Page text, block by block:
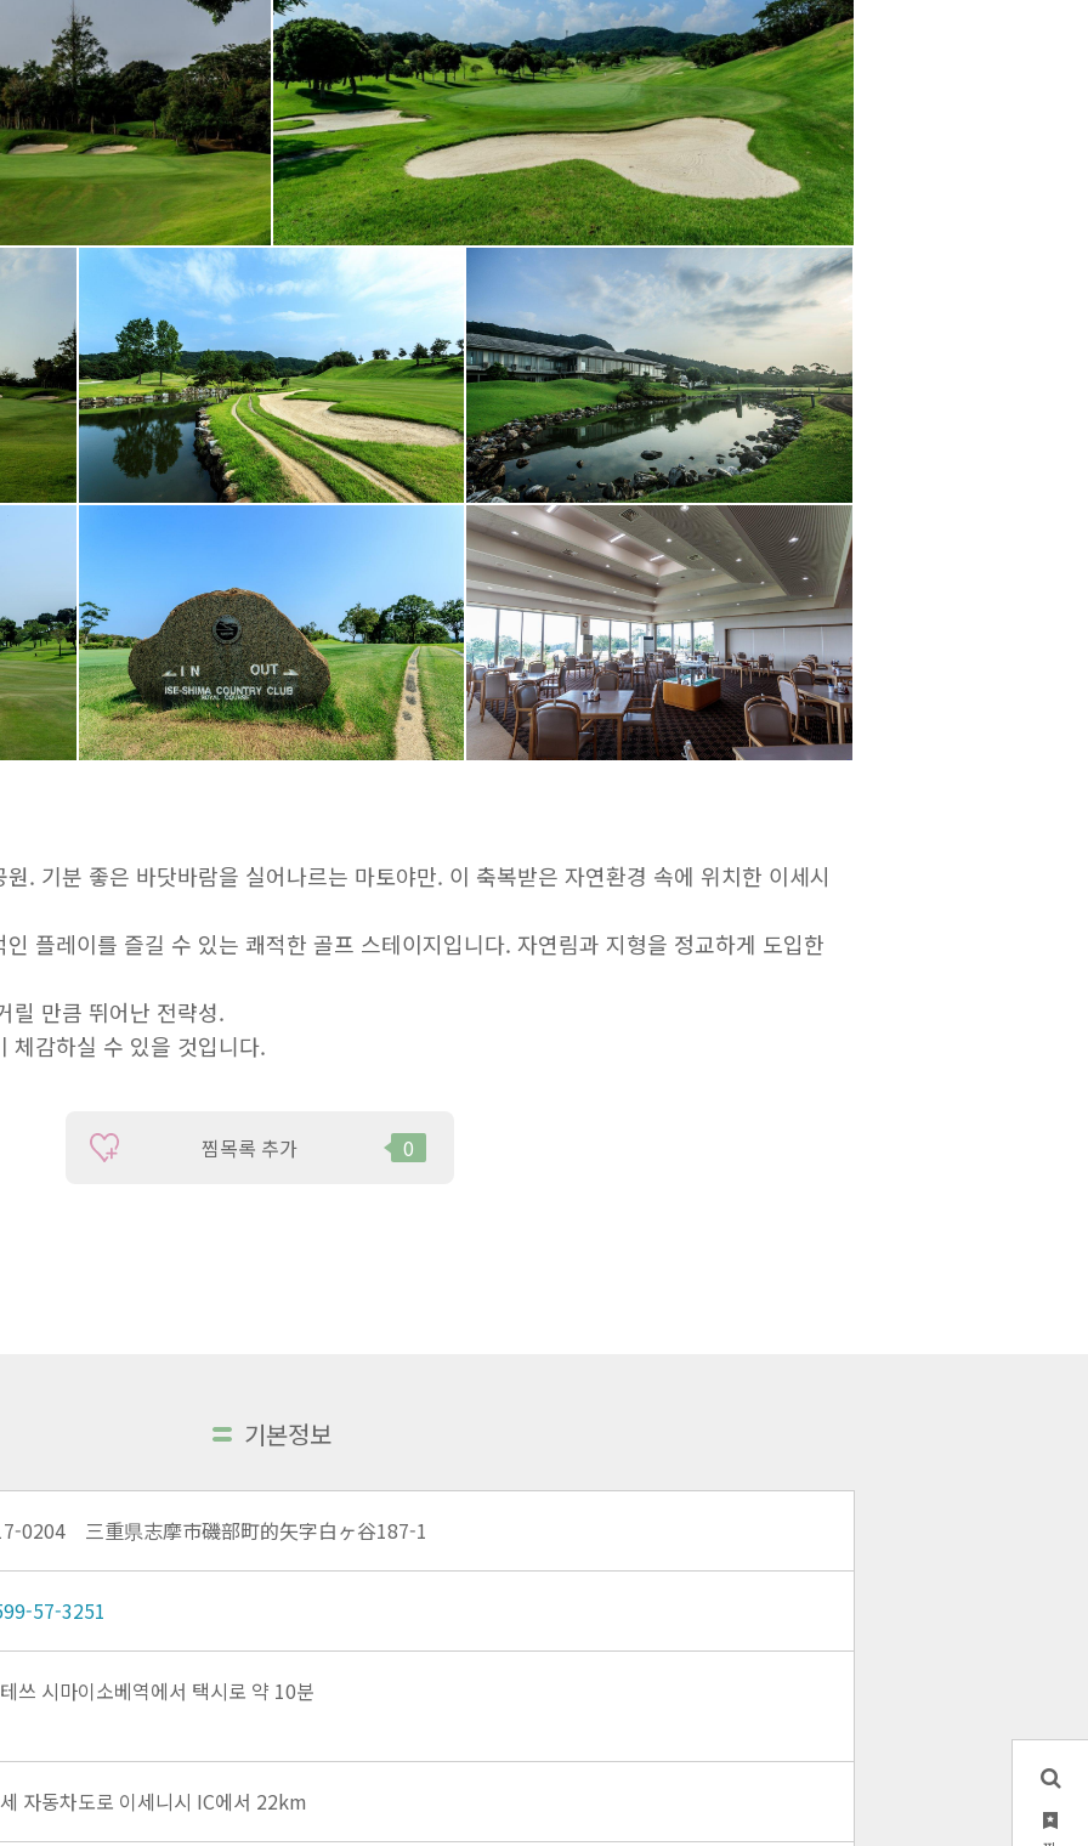
. 기분 좋은 바닷바람을 실어나르는 마토야만. 이 축복받은 자연환경 속에 위치한 이세시
플레이를 즐길 수 있는 쾌적한 골프 스테이지입니다. 자연림과 지형을 정교하게 도입한
릴 만큼 뛰어난 전략성.
체감하실 수 있을 것입니다.
찜목록 추가 0
기본정보
0204 三重県志摩市磯部町的矢字白ヶ谷187-1
57-3251
쓰 시마이소베역에서 택시로 약 10분
자동차도로 이세니시 IC에서 22km